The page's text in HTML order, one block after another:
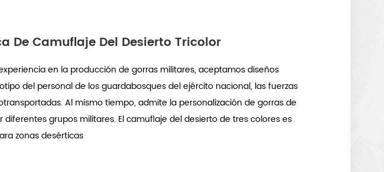
De Camuflaje Del Desierto Tricolor
en la producción de gorras militares, aceptamos diseños
del personal de los guardabosques del ejército nacional, las fuerzas
Al mismo tiempo, admite la personalización de gorras de
diferentes grupos militares. El camuflaje del desierto de tres colores es
zonas desérticas